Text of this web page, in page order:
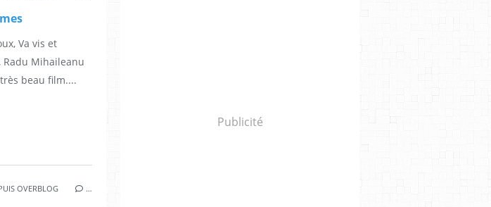
Va vis et
Radu Mihaileanu
beau film....
,JUDITH GODRÈCHE
OVERBLOG …
Publicité